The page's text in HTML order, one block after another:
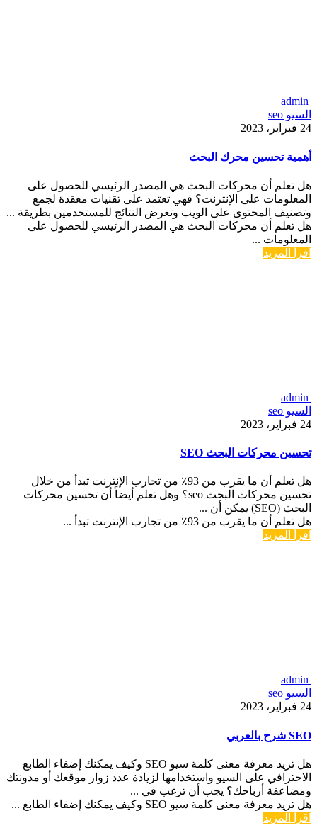
admin
السيو seo
24 فبراير، 2023
أهمية تحسين محرك البحث
هل تعلم أن محركات البحث هي المصدر الرئيسي للحصول على
المعلومات على الإنترنت؟ فهي تعتمد على تقنيات معقدة لجمع
وتصنيف المحتوى على الويب وتعرض النتائج للمستخدمين بطريقة ...
هل تعلم أن محركات البحث هي المصدر الرئيسي للحصول على
المعلومات ...
اقرأ المزيد
admin
السيو seo
24 فبراير، 2023
تحسين محركات البحث SEO
هل تعلم أن ما يقرب من 93٪ من تجارب الإنترنت تبدأ من خلال
تحسين محركات البحث seo؟ وهل تعلم أيضاً أن تحسين محركات
البحث (SEO) يمكن أن ...
هل تعلم أن ما يقرب من 93٪ من تجارب الإنترنت تبدأ ...
اقرأ المزيد
admin
السيو seo
24 فبراير، 2023
SEO شرح بالعربي
هل تريد معرفة معنى كلمة سيو SEO وكيف يمكنك إضفاء الطابع
الاحترافي على السيو واستخدامها لزيادة عدد زوار موقعك أو مدونتك
ومضاعفة أرباحك؟ يجب أن ترغب في ...
هل تريد معرفة معنى كلمة سيو SEO وكيف يمكنك إضفاء الطابع ...
اقرأ المزيد